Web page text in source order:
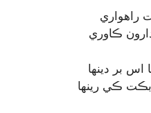
راهواري
ڪاوري
اس بر دينها
ڪي رينها